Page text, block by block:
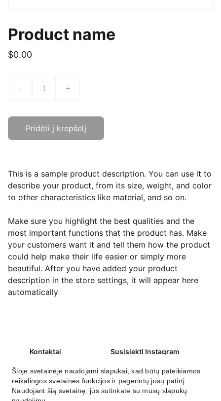
Product name
$0.00
- +
Pridėti į krepšelį
This is a sample product description. You can use it to
describe your product, from its size, weight, and color
to other characteristics like material, and so on.
Make sure you highlight the best qualities and the
most important functions that the product has. Make
your customers want it and tell them how the product
could help make their life easier or simply more
beautiful. After you have added your product
description in the store settings, it will appear here
automatically
Kontaktai
Susisiekti Instagram
Susikurkite savo namų jaukumą.
Šioje svetainėje naudojami slapukai, kad būtų pateikiamos
reikalingos svetainės funkcijos ir pagerintų jūsų patirtį.
Naudojant šią svetainę, jūs sutinkate su mūsų slapukų